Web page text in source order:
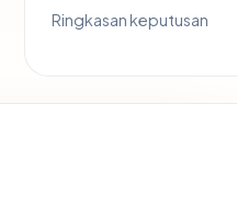
Ringkasan keputusan